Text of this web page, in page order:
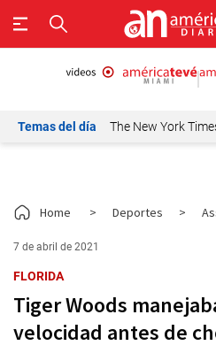
Temas del día The New York
Home > Deportes >
7 de abril de 2021
FLORIDA
Tiger Woods
velocidad antes de